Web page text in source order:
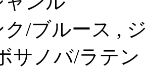
ク/ブルース ,
サノバ/ラテン